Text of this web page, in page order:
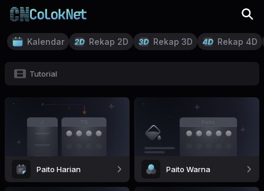
Kalendar Rekap 2D Rekap 3D Rekap 4D
Tutorial
Paito Harian Paito Warna